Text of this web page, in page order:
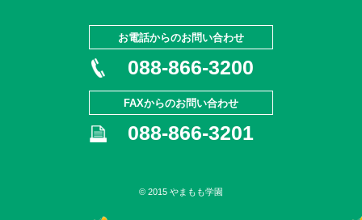
お電話からのお問い合わせ
088-866-3200
FAXからのお問い合わせ
088-866-3201
© 2015 やまもも学園